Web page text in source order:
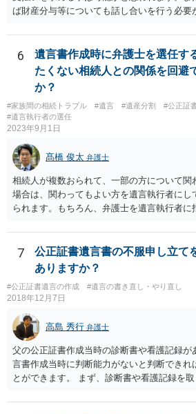
ば財産分与等についても話し合いを行う必要
士事務所へご相談されると良いでしょう。
6
遺言書作成時に弁護士を選任す
たくない相続人との関係を回避
か？
#家族間の相続トラブル #遺言 #遺産分割 #公正証
#遺言執行者の選任
2023年9月1日
髙橋 俊太 弁護士
相続人が複数おられて、一部の方について関
場合は、関わってもよい方を遺言執行者にし
られます。もちろん、弁護士を遺言執行者
方に再委任の権限を付与しておくという方法
士に直接ご相談されることをお勧めいたしま
7
公正証書遺言書の不服申し立て
ありますか？
#公正証書遺言の作成 #遺言の書き直し・やり直し
2018年12月7日
高島 秀行 弁護士
父の公正証書作成当時の診断書や看護記録が
言書作成当時に判断能力がないと判断できれ
とができます。 まず、診断書や看護記録を
いと思います。